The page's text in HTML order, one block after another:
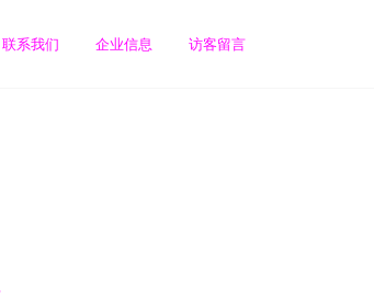
联系我们 企业信息 访客留言